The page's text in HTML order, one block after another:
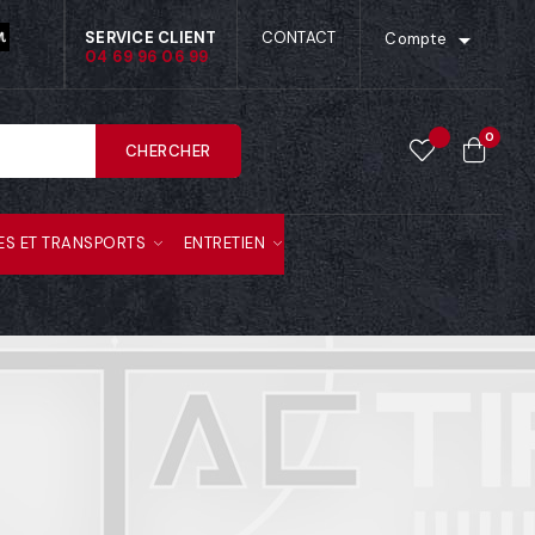
SERVICE CLIENT
04 69 96 06 99
CONTACT Compte 
CHERCHER
0
ET TRANSPORTS ENTRETIEN